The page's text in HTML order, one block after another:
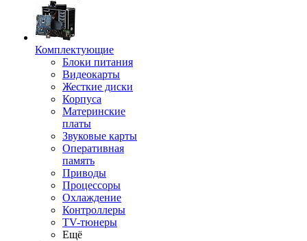
Комплектующие
Блоки питания
Видеокарты
Жесткие диски
Корпуса
Материнские
платы
Звуковые карты
Оперативная
память
Приводы
Процессоры
Охлаждение
Контроллеры
TV-тюнеры
Ещё